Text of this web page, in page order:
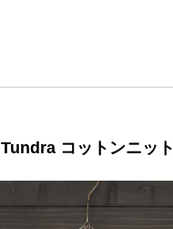
Tundra コットンニット